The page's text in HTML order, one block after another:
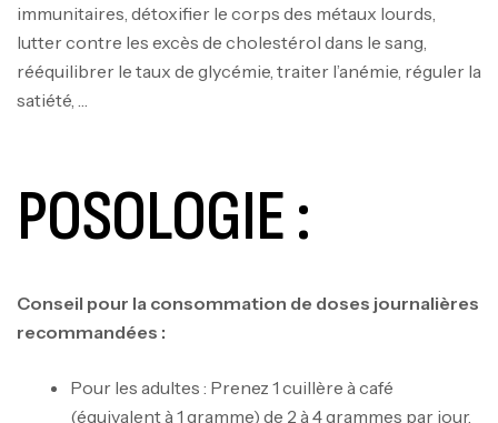
immunitaires, détoxifier le corps des métaux lourds,
lutter contre les excès de cholestérol dans le sang,
rééquilibrer le taux de glycémie, traiter l’anémie, réguler la
satiété, …
POSOLOGIE :
Conseil pour la consommation de doses journalières
recommandées :
Pour les adultes : Prenez 1 cuillère à café
(équivalent à 1 gramme) de 2 à 4 grammes par jour.